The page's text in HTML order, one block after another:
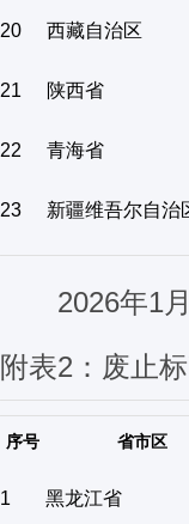
20 西藏自治区
21 陕西省
22 青海省
23 新疆维吾尔自治
2026年1
附表2：废止
序号 省市区
1 黑龙江省